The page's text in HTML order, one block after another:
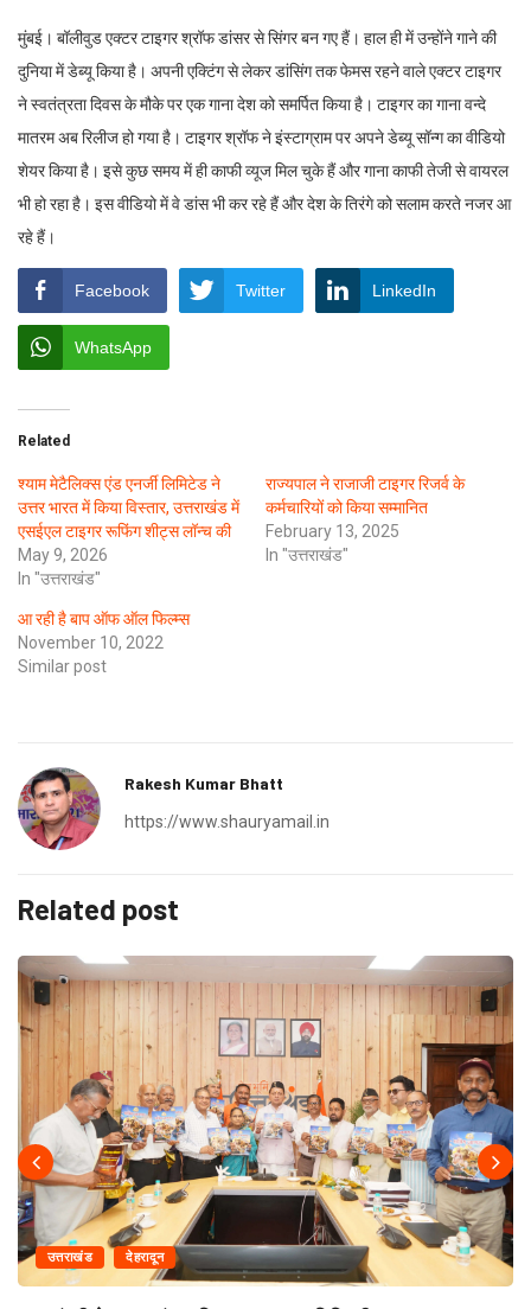
मुंबई। बॉलीवुड एक्टर टाइगर श्रॉफ डांसर से सिंगर बन गए हैं। हाल ही में उन्होंने गाने की
दुनिया में डेब्यू किया है। अपनी एक्टिंग से लेकर डांसिंग तक फेमस रहने वाले एक्टर टाइगर
ने स्वतंत्रता दिवस के मौके पर एक गाना देश को समर्पित किया है। टाइगर का गाना वन्दे
मातरम अब रिलीज हो गया है। टाइगर श्रॉफ ने इंस्टाग्राम पर अपने डेब्यू सॉन्ग का वीडियो
शेयर किया है। इसे कुछ समय में ही काफी व्यूज मिल चुके हैं और गाना काफी तेजी से वायरल
भी हो रहा है। इस वीडियो में वे डांस भी कर रहे हैं और देश के तिरंगे को सलाम करते नजर आ
रहे हैं।
Facebook Twitter LinkedIn
WhatsApp
Related
श्याम मेटैलिक्स एंड एनर्जी लिमिटेड ने
उत्तर भारत में किया विस्तार, उत्तराखंड में
एसईएल टाइगर रूफिंग शीट्स लॉन्च की
May 9, 2026
In "उत्तराखंड"
राज्यपाल ने राजाजी टाइगर रिजर्व के
कर्मचारियों को किया सम्मानित
February 13, 2025
In "उत्तराखंड"
आ रही है बाप ऑफ ऑल फिल्म्स
November 10, 2022
Similar post
Rakesh Kumar Bhatt
https://www.shauryamail.in
Related post
उत्तराखंड देहरादून